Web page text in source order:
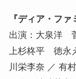
『ディア・ファ
出演：大泉洋
上杉柊平 徳
川栄李奈 ／ 有